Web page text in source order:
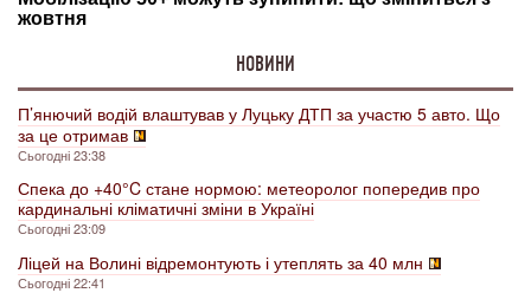
НОВИНИ
П’янючий водій влаштував у Луцьку ДТП за участю 5 авто. Що
за це отримав
Сьогодні 23:38
Спека до +40°C стане нормою: метеоролог попередив про
кардинальні кліматичні зміни в Україні
Сьогодні 23:09
Ліцей на Волині відремонтують і утеплять за 40 млн
Сьогодні 22:41